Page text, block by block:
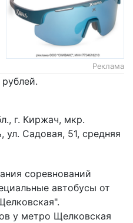
Реклама
г. Киржач, мкр.
ул. Садовая, 51, средняя
соревнований
автобусы от
у метро Щелковская